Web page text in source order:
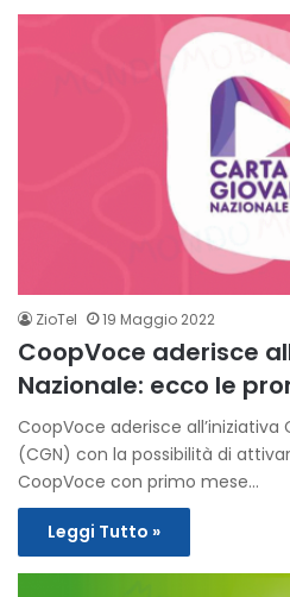
ZioTel 19 Maggio 2022
CoopVoce aderisce
Nazionale: ecco le
CoopVoce aderisce all’iniziativa
(CGN) con la possibilità di
CoopVoce con primo mese…
Leggi Tutto »